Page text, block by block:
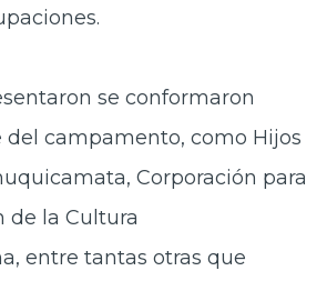
se conformaron
del campamento, como Hijos
Corporación para
de la Cultura
entre tantas otras que